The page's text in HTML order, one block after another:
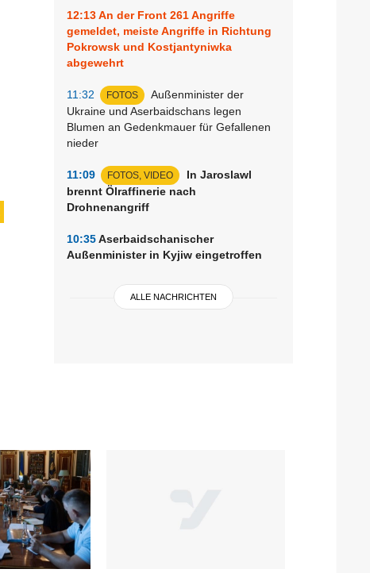
12:13An der Front 261 Angriffe
gemeldet, meiste Angriffe in Richtung
Pokrowsk und Kostjantyniwka
abgewehrt
11:32 FOTOS
Außenminister der
Ukraine und Aserbaidschans legen
Blumen an Gedenkmauer für Gefallenen
nieder
11:09 FOTOS, VIDEO
In Jaroslawl
brennt Ölraffinerie nach
Drohnenangriff
10:35Aserbaidschanischer
Außenminister in Kyjiw eingetroffen
ALLE NACHRICHTEN